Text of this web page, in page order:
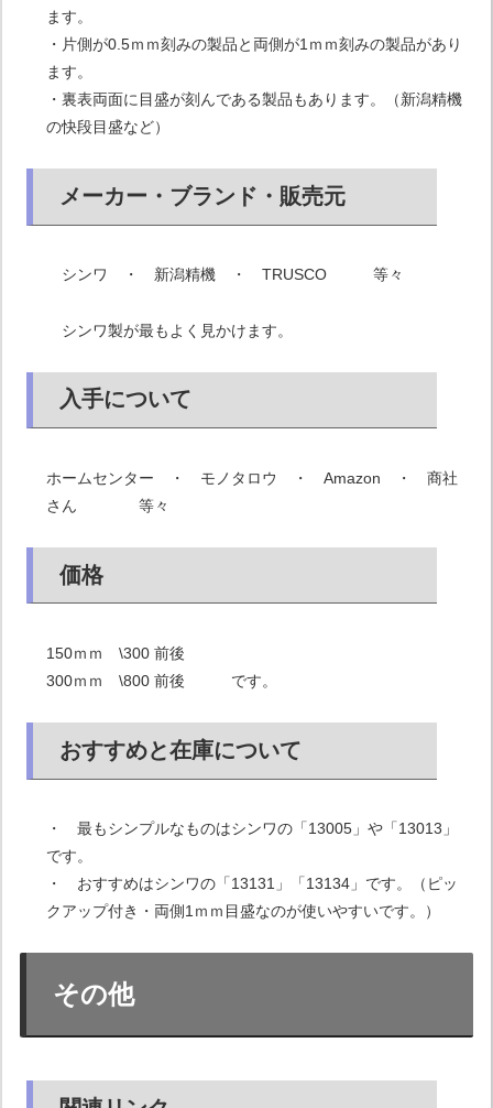
ます。
・片側が0.5ｍｍ刻みの製品と両側が1ｍｍ刻みの製品があり
ます。
・裏表両面に目盛が刻んである製品もあります。（新潟精機
の快段目盛など）
メーカー・ブランド・販売元
シンワ ・ 新潟精機 ・ TRUSCO 等々
シンワ製が最もよく見かけます。
入手について
ホームセンター ・ モノタロウ ・ Amazon ・ 商社
さん 等々
価格
150ｍｍ \300 前後
300ｍｍ \800 前後 です。
おすすめと在庫について
・ 最もシンプルなものはシンワの「13005」や「13013」
です。
・ おすすめはシンワの「13131」「13134」です。（ピッ
クアップ付き・両側1ｍｍ目盛なのが使いやすいです。）
その他